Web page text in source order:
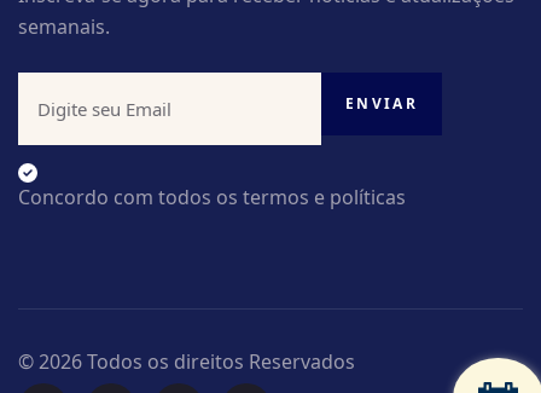
semanais.
Concordo com todos os termos e políticas
© 2026 Todos os direitos Reservados